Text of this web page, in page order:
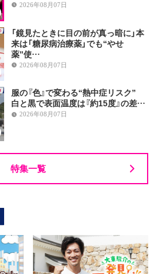
2026年08月07日
「鏡見たときに目の前が真っ暗に」本
来は「糖尿病治療薬」でも“やせ
薬”使…
2026年08月07日
服の『色』で変わる“熱中症リスク”
白と黒で表面温度は『約15度』の差…
2026年08月07日
特集一覧